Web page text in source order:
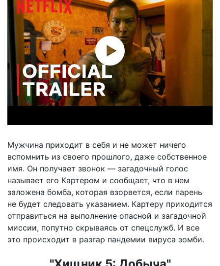
Мужчина приходит в себя и не может ничего
вспомнить из своего прошлого, даже собственное
имя. Он получает звонок — загадочный голос
называет его Картером и сообщает, что в нем
заложена бомба, которая взорвется, если парень
не будет следовать указанием. Картеру приходится
отправиться на выполнение опасной и загадочной
миссии, попутно скрываясь от спецслужб. И все
это происходит в разгар пандемии вируса зомби.